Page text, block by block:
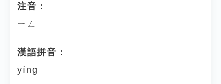
注音：
ㄧㄥˊ
漢語拼音：
yíng